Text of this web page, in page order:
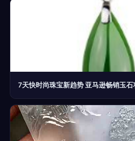
7天快时尚珠宝新趋势 亚马逊畅销玉